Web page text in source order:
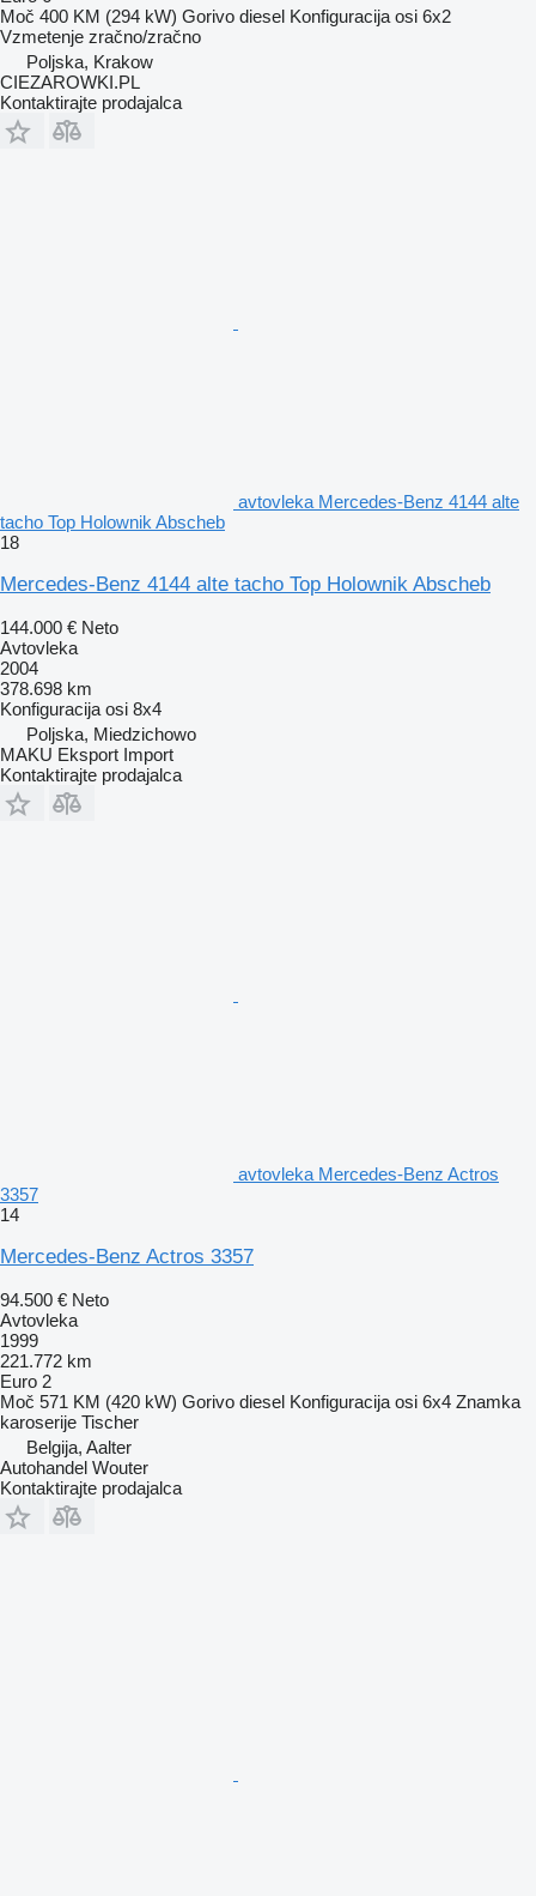
Moč 400 KM (294 kW) Gorivo diesel Konfiguracija osi 6x2
Vzmetenje zračno/zračno
Poljska, Krakow
CIEZAROWKI.PL
Kontaktirajte prodajalca
avtovleka Mercedes-Benz 4144 alte
tacho Top Holownik Abscheb
18
Mercedes-Benz 4144 alte tacho Top Holownik Abscheb
144.000 € Neto
Avtovleka
2004
378.698 km
Konfiguracija osi 8x4
Poljska, Miedzichowo
MAKU Eksport Import
Kontaktirajte prodajalca
avtovleka Mercedes-Benz Actros
3357
14
Mercedes-Benz Actros 3357
94.500 € Neto
Avtovleka
1999
221.772 km
Euro 2
Moč 571 KM (420 kW) Gorivo diesel Konfiguracija osi 6x4 Znamka
karoserije Tischer
Belgija, Aalter
Autohandel Wouter
Kontaktirajte prodajalca